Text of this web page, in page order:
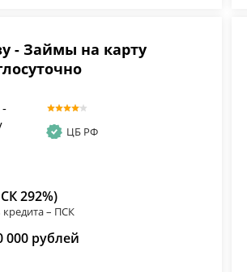
- Займы на карту
ЦБ РФ
292%)
– ПСК
000 рублей